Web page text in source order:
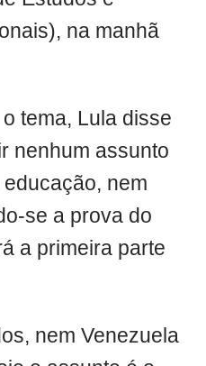
na manhã
tema, Lula disse
nenhum assunto
nem
se a prova do
a primeira parte
nem Venezuela